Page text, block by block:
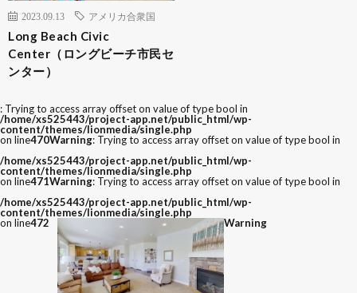
2023.09.13 アメリカ合衆国
Long Beach Civic
Center（ロングビーチ市民セ
ンター）
: Trying to access array offset on value of type bool in
/home/xs525443/project-app.net/public_html/wp-
content/themes/lionmedia/single.php
on line470Warning: Trying to access array offset on value of type bool in
/home/xs525443/project-app.net/public_html/wp-
content/themes/lionmedia/single.php
on line471Warning: Trying to access array offset on value of type bool in
/home/xs525443/project-app.net/public_html/wp-
content/themes/lionmedia/single.php
on line472 Warning